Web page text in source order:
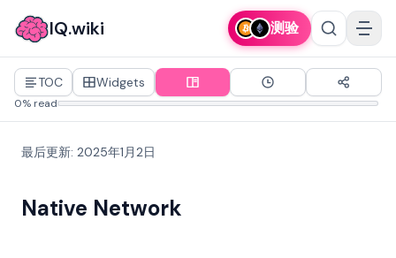
IQ.wiki 测验
TOC Widgets
0% read
最后更新: 2025年1月2日
Native Network